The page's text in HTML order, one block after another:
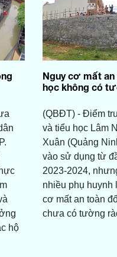
hộ
Nguy cơ mất
học không có
(QBĐT) - Điểm
và tiểu học Lâm
Xuân (Quảng
vào sử dụng từ
2023-2024,
nhiều phụ huynh
cơ mất an toàn
chưa có tường